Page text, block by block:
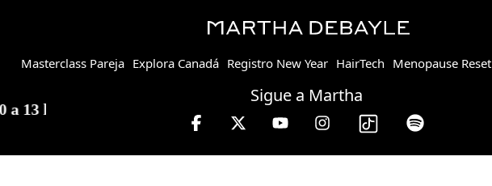
Masterclass Pareja Explora Canadá Registro New Year HairTech Menopause Reset
Sigue a Martha
Martha Debayle en W, lunes a viernes de 10 a 13 hrs.